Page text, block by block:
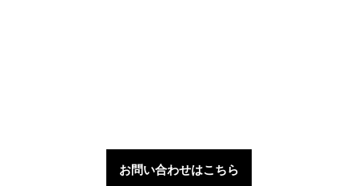
お問い合わせはこちら